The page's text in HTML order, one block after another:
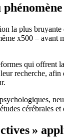
la plus
x500 – avant
qui
recherche,
cérébrales
»